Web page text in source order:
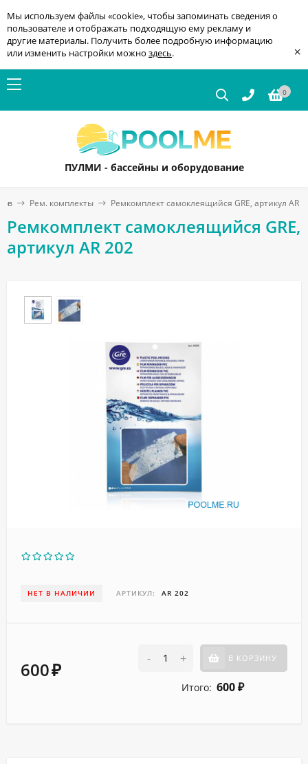
Мы используем файлы «cookie», чтобы запоминать сведения о
пользователе и отображать подходящую ему рекламу и
другие материалы. Получить более подробную информацию
или изменить настройки можно здесь. ×
0
ПУЛМИ - бассейны и оборудование
Рем. комплекты Ремкомплект самоклеящийся GRE, артикул AR
Ремкомплект самоклеящийся GRE,
артикул AR 202
НЕТ В НАЛИЧИИ АРТИКУЛ: AR 202
600₽
- + В КОРЗИНУ
Итого: 600 ₽